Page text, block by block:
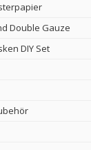
Double Gauze
DIY Set